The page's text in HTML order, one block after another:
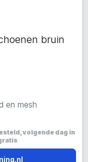
bruin
en mesh
volgende dag in